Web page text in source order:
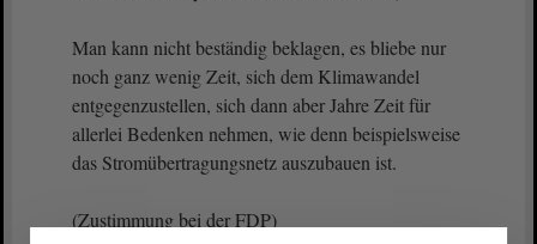
Man kann nicht beständig beklagen, es bliebe nur
noch ganz wenig Zeit, sich dem Klimawandel
entgegenzustellen, sich dann aber Jahre Zeit für
allerlei Bedenken nehmen, wie denn beispielsweise
das Stromübertragungsnetz auszubauen ist.
(Zustimmung bei der FDP)